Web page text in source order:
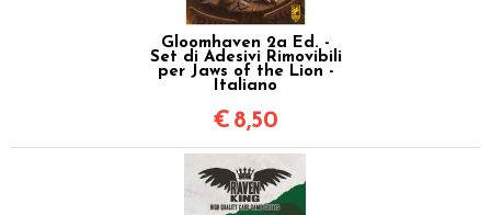
Gloomhaven 2a Ed. -
Set di Adesivi Rimovibili
per Jaws of the Lion -
Italiano
€ 8,50